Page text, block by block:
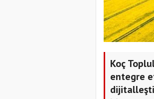
Koç
entegre